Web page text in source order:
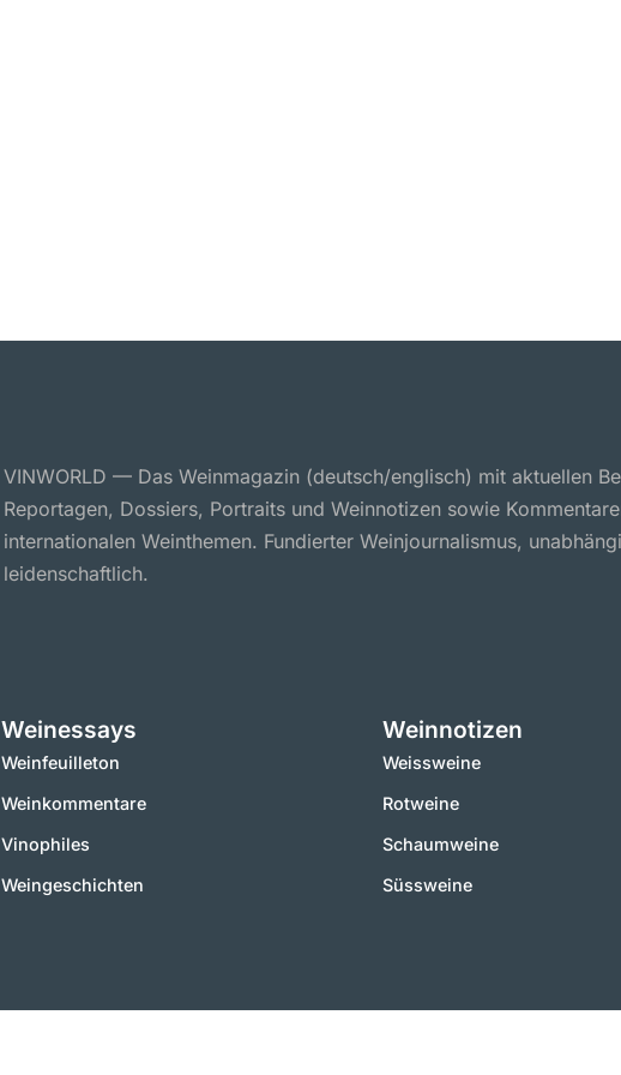
VINWORLD — Das Weinmagazin (deutsch/englisch) mit aktuellen
Reportagen, Dossiers, Portraits und Weinnotizen sowie
internationalen Weinthemen. Fundierter Weinjournalismus,
leidenschaftlich.
Weinessays
Weinfeuilleton
Weinkommentare
Vinophiles
Weingeschichten
Weinnotizen
Weissweine
Rotweine
Schaumweine
Süssweine